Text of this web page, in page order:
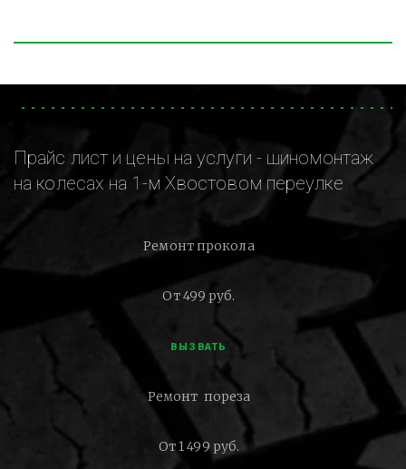
Прайс лист и цены на услуги - шиномонтаж
на колесах на 1-м Хвостовом переулке
Ремонт прокола
От 499 руб.
ВЫЗВАТЬ
Ремонт пореза
От 1 499 руб.